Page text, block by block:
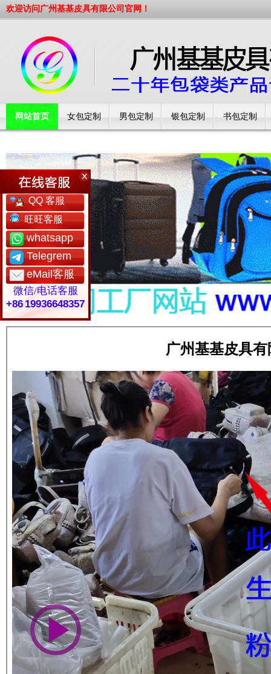
欢迎访问广州基基皮具有限公司官网！
网站首页 女包定制 男包定制 银包定制 书包定制
QQ 客服
旺旺客服
whatsapp
Telegrem
eMail客服
微信/电话客服
+86 19936648357